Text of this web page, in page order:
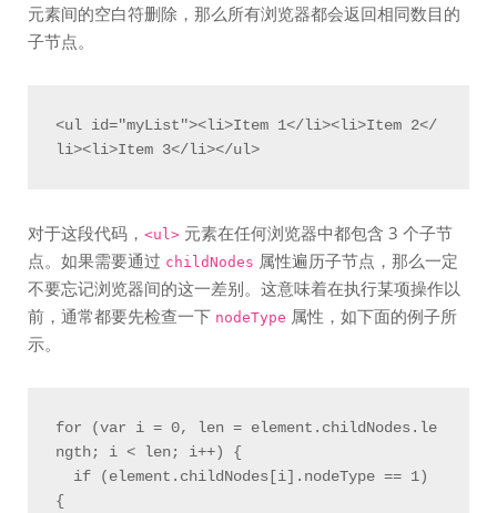
元素间的空白符删除，那么所有浏览器都会返回相同数目的
子节点。
<ul id="myList"><li>Item 1</li><li>Item 2</
对于这段代码， <ul> 元素在任何浏览器中都包含 3 个子节
点。如果需要通过 childNodes 属性遍历子节点，那么一定
不要忘记浏览器间的这一差别。这意味着在执行某项操作以
前，通常都要先检查一下 nodeType 属性，如下面的例子所
示。
for (var i = 0, len = element.childNodes.le
ngth; i < len; i++) {
{